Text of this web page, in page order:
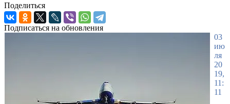
Поделиться
Подписаться на обновления
03
ию
ля
20
19,
11:
11